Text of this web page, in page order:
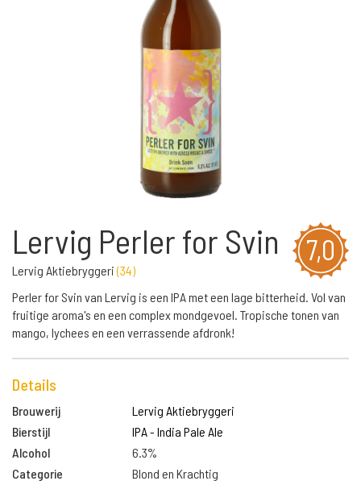
7,0
Lervig Perler for Svin
Lervig Aktiebryggeri(34)
Perler for Svin van Lervig is een IPA met een lage bitterheid. Vol van
fruitige aroma's en een complex mondgevoel. Tropische tonen van
mango, lychees en een verrassende afdronk!
Details
Brouwerij
Lervig Aktiebryggeri
Bierstijl
IPA - India Pale Ale
Alcohol
6.3%
Categorie
Blond en Krachtig